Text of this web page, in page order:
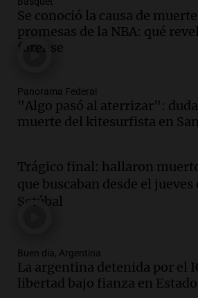
Audio.La historia de la
firmó Jorge Messi para
contrato de Leo con
Una mañana para todos
Audio.Joan Gaspart: "Sin
Messi hubiera llegado
Una mañana para todos
Audio.El orgullo y el
Jorge Messi en una
Vargas en 2007
Audio.El abuelo de
las nuevas detenciones:
todos tenían algo que
Se conoció la causa de
promesas de la NBA: qué
forense
Panorama Federal
"Algo pasó al aterrizar":
muerte del kitesurfista en
Trágico final: hallaron
que buscaban desde el jueves
Setúbal
Buen día, Argentina
La argentina detenida por el
libertad bajo fianza en